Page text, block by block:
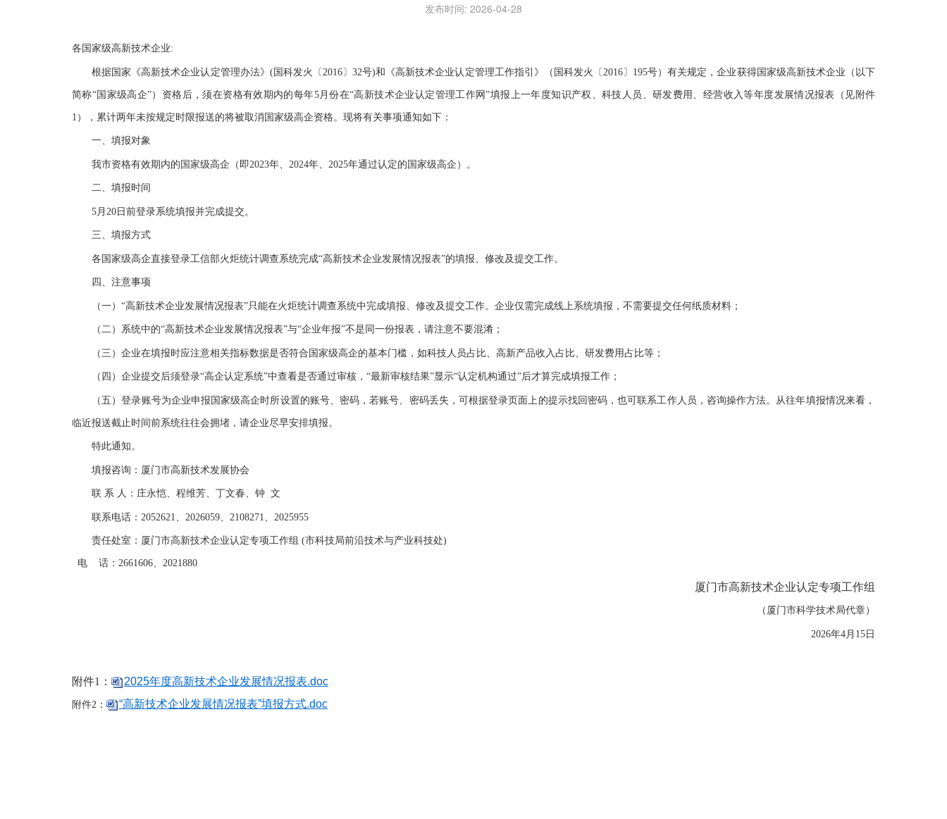
发布时间: 2026-04-28
各国家级高新技术企业:
根据国家《高新技术企业认定管理办法》(国科发火〔2016〕32号)和《高新技术企业认定管理工作指引》（国科发火〔2016〕195号）有关规定，企业获得国家级高新技术企业（以下
简称“国家级高企”）资格后，须在资格有效期内的每年5月份在“高新技术企业认定管理工作网”填报上一年度知识产权、科技人员、研发费用、经营收入等年度发展情况报表（见附件
1），累计两年未按规定时限报送的将被取消国家级高企资格。现将有关事项通知如下：
一、填报对象
我市资格有效期内的国家级高企（即2023年、2024年、2025年通过认定的国家级高企）。
二、填报时间
5月20日前登录系统填报并完成提交。
三、填报方式
各国家级高企直接登录工信部火炬统计调查系统完成“高新技术企业发展情况报表”的填报、修改及提交工作。
四、注意事项
（一）“高新技术企业发展情况报表”只能在火炬统计调查系统中完成填报、修改及提交工作。企业仅需完成线上系统填报，不需要提交任何纸质材料；
（二）系统中的“高新技术企业发展情况报表”与“企业年报”不是同一份报表，请注意不要混淆；
（三）企业在填报时应注意相关指标数据是否符合国家级高企的基本门槛，如科技人员占比、高新产品收入占比、研发费用占比等；
（四）企业提交后须登录“高企认定系统”中查看是否通过审核，“最新审核结果”显示“认定机构通过”后才算完成填报工作；
（五）登录账号为企业申报国家级高企时所设置的账号、密码，若账号、密码丢失，可根据登录页面上的提示找回密码，也可联系工作人员，咨询操作方法。从往年填报情况来看，
临近报送截止时间前系统往往会拥堵，请企业尽早安排填报。
特此通知。
填报咨询：厦门市高新技术发展协会
联 系 人：庄永恺、程维芳、丁文春、钟 文
联系电话：2052621、2026059、2108271、2025955
责任处室：厦门市高新技术企业认定专项工作组 (市科技局前沿技术与产业科技处)
电 话：2661606、2021880
厦门市高新技术企业认定专项工作组
（厦门市科学技术局代章）
2026年4月15日
附件1： 2025年度高新技术企业发展情况报表.doc
附件2： “高新技术企业发展情况报表”填报方式.doc